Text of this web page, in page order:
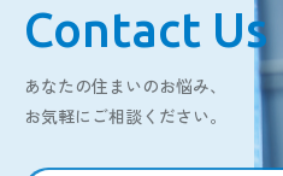
Contact Us
あなたの住まいのお悩み、
お気軽にご相談ください。